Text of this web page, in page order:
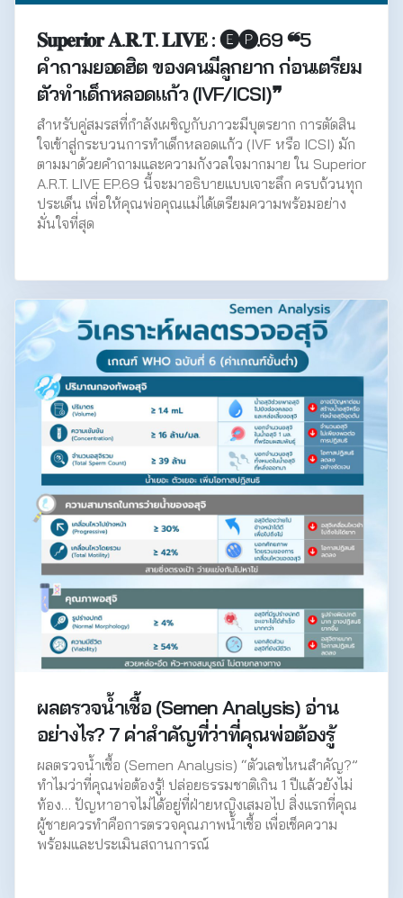
𝐒𝐮𝐩𝐞𝐫𝐢𝐨𝐫 𝐀.𝐑.𝐓. 𝐋𝐈𝐕𝐄 : 🅔🅟.69 ❝5
คำถามยอดฮิต ของคนมีลูกยาก ก่อนเตรียม
ตัวทำเด็กหลอดแก้ว (IVF/ICSI)❞
สำหรับคู่สมรสที่กำลังเผชิญกับภาวะมีบุตรยาก การตัดสิน
ใจเข้าสู่กระบวนการทำเด็กหลอดแก้ว (IVF หรือ ICSI) มัก
ตามมาด้วยคำถามและความกังวลใจมากมาย ใน Superior
A.R.T. LIVE EP.69 นี้จะมาอธิบายแบบเจาะลึก ครบถ้วนทุก
ประเด็น เพื่อให้คุณพ่อคุณแม่ได้เตรียมความพร้อมอย่าง
มั่นใจที่สุด
ผลตรวจน้ำเชื้อ (Semen Analysis) อ่าน
อย่างไร? 7 ค่าสำคัญที่ว่าที่คุณพ่อต้องรู้
ผลตรวจน้ำเชื้อ (Semen Analysis) “ตัวเลขไหนสำคัญ?”
ทำไมว่าที่คุณพ่อต้องรู้! ปล่อยธรรมชาติเกิน 1 ปีแล้วยังไม่
ท้อง… ปัญหาอาจไม่ได้อยู่ที่ฝ่ายหญิงเสมอไป สิ่งแรกที่คุณ
ผู้ชายควรทำคือการตรวจคุณภาพน้ำเชื้อ เพื่อเช็คความ
พร้อมและประเมินสถานการณ์